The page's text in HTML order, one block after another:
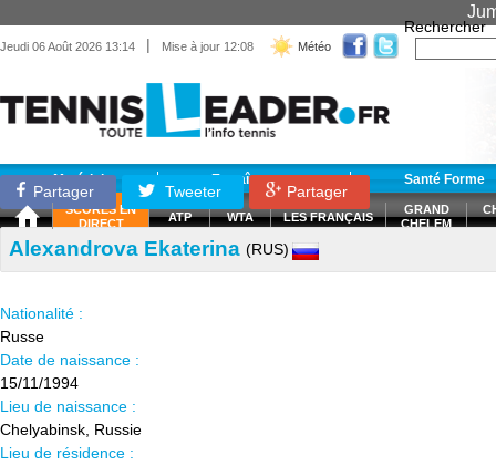
Jeudi 06 Août 2026 13:14 | Mise à jour 12:08 Météo
Rechercher
Matériel Entraînement Santé Forme
SCORES EN
DIRECT
ATP WTA LES FRANÇAIS
GRAND
CHELEM
Partager Tweeter Partager
Alexandrova Ekaterina (RUS)
Nationalité :
Russe
Date de naissance :
15/11/1994
Lieu de naissance :
Chelyabinsk, Russie
Lieu de résidence :